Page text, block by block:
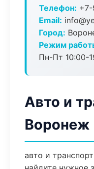
Телефон:
Email:
Город:
Режим
Пн-Пт 10:00-
Авто и
Воронеж
авто и